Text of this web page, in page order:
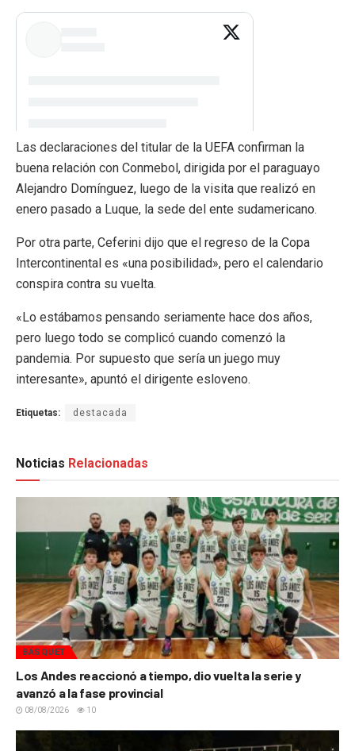
Las declaraciones del titular de la UEFA confirman la
buena relación con Conmebol, dirigida por el paraguayo
Alejandro Domínguez, luego de la visita que realizó en
enero pasado a Luque, la sede del ente sudamericano.
Por otra parte, Ceferini dijo que el regreso de la Copa
Intercontinental es «una posibilidad», pero el calendario
conspira contra su vuelta.
«Lo estábamos pensando seriamente hace dos años,
pero luego todo se complicó cuando comenzó la
pandemia. Por supuesto que sería un juego muy
interesante», apuntó el dirigente esloveno.
Etiquetas: destacada
Noticias Relacionadas
BÁSQUET
Los Andes reaccionó a tiempo, dio vuelta la serie y
avanzó a la fase provincial
08/08/2026 10